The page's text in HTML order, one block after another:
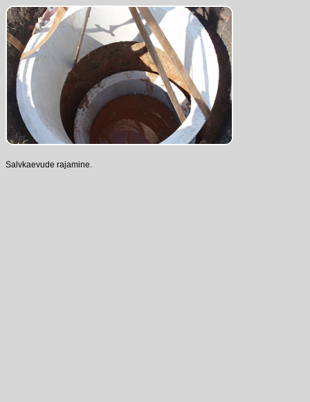
Salvkaevude rajamine.